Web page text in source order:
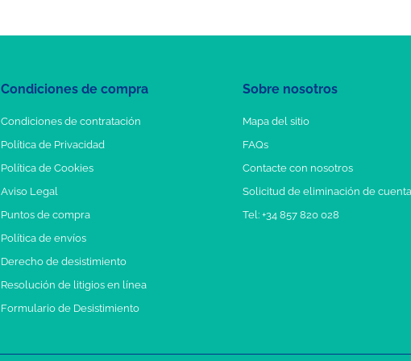
Condiciones de compra
Condiciones de contratación
Política de Privacidad
Política de Cookies
Aviso Legal
Puntos de compra
Política de envíos
Derecho de desistimiento
Resolución de litigios en línea
Formulario de Desistimiento
Sobre nosotros
Mapa del sitio
FAQs
Contacte con nosotros
Solicitud de eliminación de cuenta
Tel: +34 857 820 028